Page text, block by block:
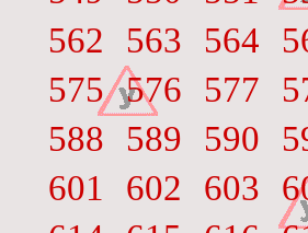
562
563 564
575 576 577
588
589 590
601
602 603